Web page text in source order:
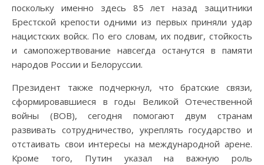
поскольку именно здесь 85 лет назад защитники
Брестской крепости одними из первых приняли удар
нацистских войск. По его словам, их подвиг, стойкость
и самопожертвование навсегда останутся в памяти
народов России и Белоруссии.
Президент также подчеркнул, что братские связи,
сформировавшиеся в годы Великой Отечественной
войны (ВОВ), сегодня помогают двум странам
развивать сотрудничество, укреплять государство и
отстаивать свои интересы на международной арене.
Кроме того, Путин указал на важную роль